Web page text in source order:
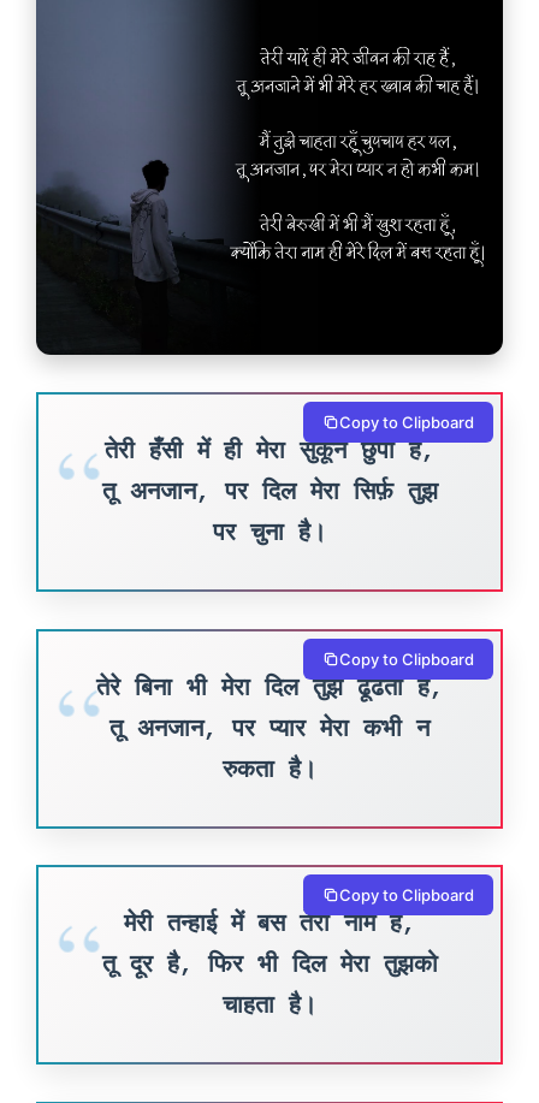
तेरी हँसी में ही मेरा सुकून छुपा है,
तू अनजान, पर दिल मेरा सिर्फ़ तुझ
पर चुना है।
Copy to Clipboard
तेरे बिना भी मेरा दिल तुझे ढूँढता है,
तू अनजान, पर प्यार मेरा कभी न
रुकता है।
Copy to Clipboard
मेरी तन्हाई में बस तेरा नाम है,
तू दूर है, फिर भी दिल मेरा तुझको
चाहता है।
Copy to Clipboard